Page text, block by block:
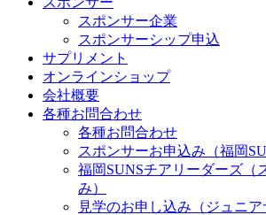
スポンサー企業
スポンサーシップ申込
サプリメント
オンラインショップ
会社概要
各種お問合わせ
各種お問合わせ
スポンサーお申込み（福岡
福岡SUNSチアリーダーズ（
み）
見学のお申し込み（ジュニア